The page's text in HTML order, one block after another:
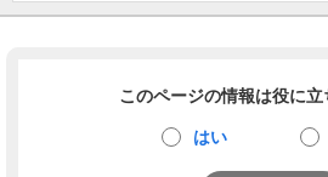
このページの情報は役に立
はい